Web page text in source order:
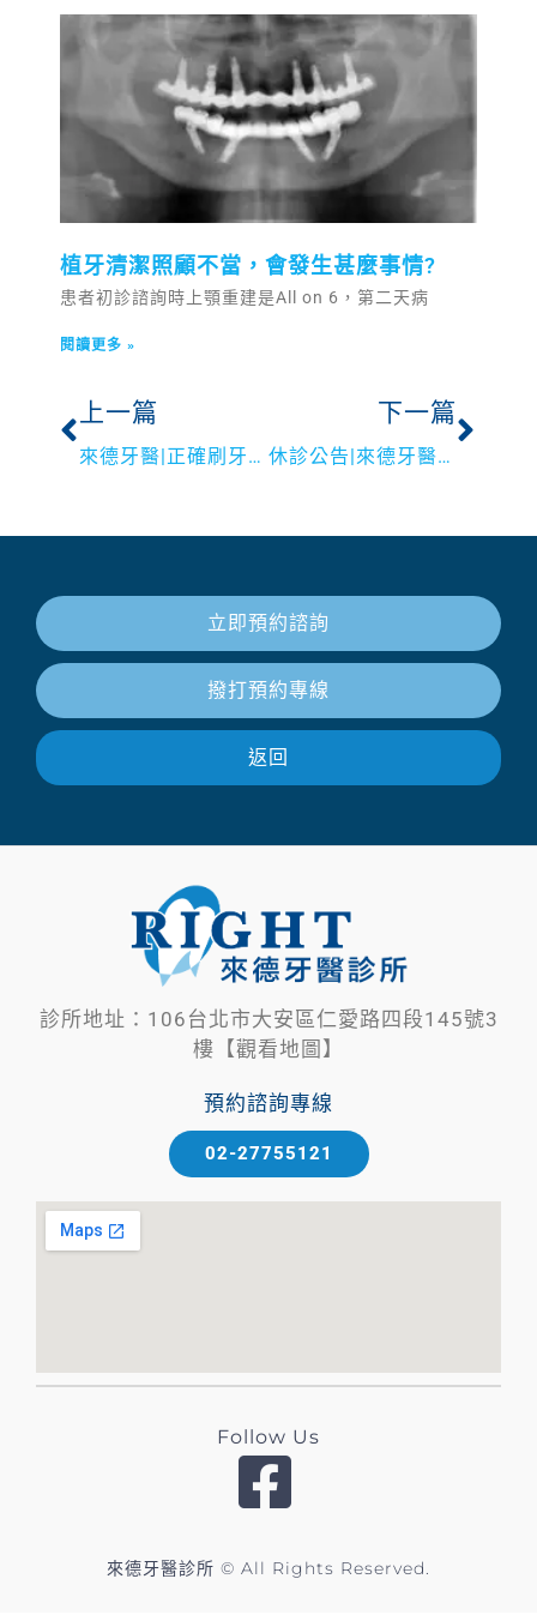
植牙清潔照顧不當，會發生甚麼事情?
患者初診諮詢時上顎重建是All on 6，第二天病
閱讀更多 »
上一篇
來德牙醫|正確刷牙方式很重要
下一篇
休診公告|來德牙醫2020/4/2-4/4休診
立即預約諮詢
撥打預約專線
返回
診所地址：106台北市大安區仁愛路四段145號3
樓【觀看地圖】
預約諮詢專線
02-27755121
Follow Us
來德牙醫診所 © All Rights Reserved.